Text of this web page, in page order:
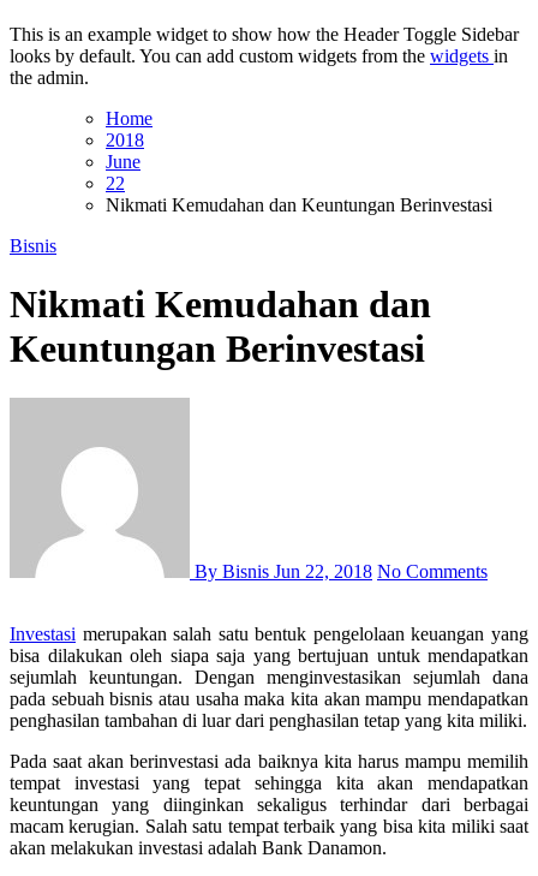
This is an example widget to show how the Header Toggle Sidebar
looks by default. You can add custom widgets from the widgets in
the admin.
Home
2018
June
22
Nikmati Kemudahan dan Keuntungan Berinvestasi
Bisnis
Nikmati Kemudahan dan
Keuntungan Berinvestasi
By Bisnis Jun 22, 2018 No Comments
Investasi merupakan salah satu bentuk pengelolaan keuangan yang
bisa dilakukan oleh siapa saja yang bertujuan untuk mendapatkan
sejumlah keuntungan. Dengan menginvestasikan sejumlah dana
pada sebuah bisnis atau usaha maka kita akan mampu mendapatkan
penghasilan tambahan di luar dari penghasilan tetap yang kita miliki.
Pada saat akan berinvestasi ada baiknya kita harus mampu memilih
tempat investasi yang tepat sehingga kita akan mendapatkan
keuntungan yang diinginkan sekaligus terhindar dari berbagai
macam kerugian. Salah satu tempat terbaik yang bisa kita miliki saat
akan melakukan investasi adalah Bank Danamon.